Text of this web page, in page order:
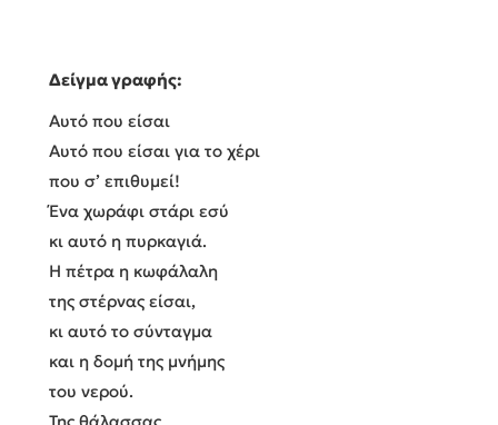
Δείγμα γραφής:
Αυτό που είσαι
Αυτό που είσαι για το χέρι
που σ’ επιθυμεί!
Ένα χωράφι στάρι εσύ
κι αυτό η πυρκαγιά.
Η πέτρα η κωφάλαλη
της στέρνας είσαι,
κι αυτό το σύνταγμα
και η δομή της μνήμης
του νερού.